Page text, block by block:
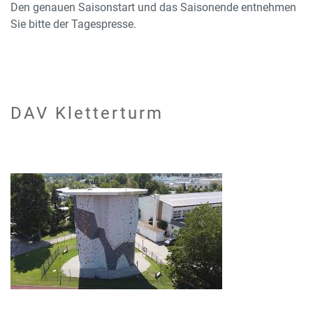
Den genauen Saisonstart und das Saisonende entnehmen
Sie bitte der Tagespresse.
DAV Kletterturm